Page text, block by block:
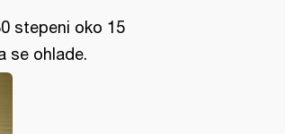
stepeni oko 15
se ohlade.